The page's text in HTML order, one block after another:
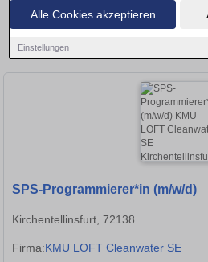
Alle Cookies akzeptieren
Einstellungen
im Büro, vor Ort oder remote: Entdecken
Anwendungsprogrammierer-
SPS-Programmierer*in (m/w/d)
Kirchentellinsfurt, 72138
Firma:KMU LOFT Cleanwater SE